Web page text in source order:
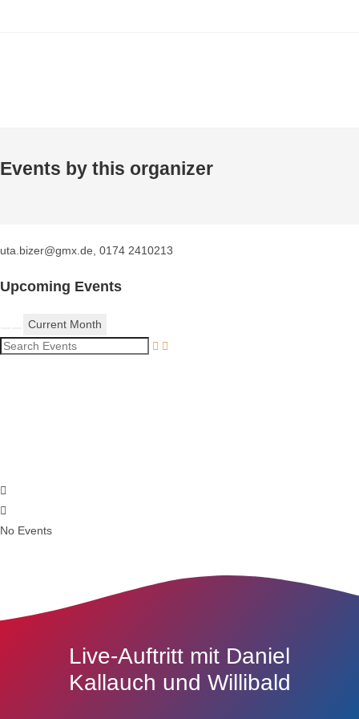
Events by this organizer
uta.bizer@gmx.de, 0174 2410213
Upcoming Events
Current Month
Search Events
No Events
Live-Auftritt mit Daniel
Kallauch und Willibald